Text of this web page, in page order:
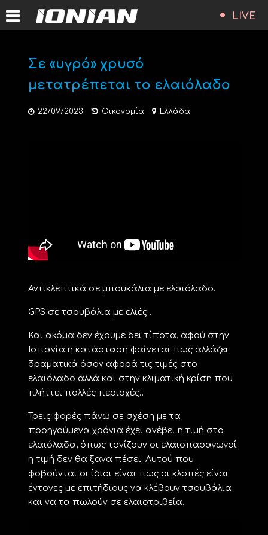
LIVE
Σε «υγρό» χρυσό
μετατρέπεται το ελαιόλαδο
22/09/2023 Οικονομία Ελλάδα
Αντικλεπτικά σε μπουκάλια με ελαιόλαδο.
GPS σε τσουβάλια με ελιές…
Και ακόμα δεν έχουμε δει τίποτα, αφού στην
Ισπανία η κατάσταση φαίνεται πως αλλάζει
δραματικά όσον αφορά τις τιμές στο
ελαιόλαδο αλλά και στην κλιματική κρίση που
πλήττει πολλές περιοχές…
Τρεις φορές πάνω σε σχέση με τα
προηγούμενα χρόνια έχει ανέβει η τιμή στο
ελαιόλαδα, όπως τονίζουν οι ελαιοπαραγωγοί
η τιμή δεν θα ξανα πέσει. Αυτού που
φοβούνται οι ίδιοι είναι πως οι κλοπές είναι
έντονες με επιτήδιους να κλέβουν τσουβάλια
και να τα πωλούν σε ελαιοτριβεία.